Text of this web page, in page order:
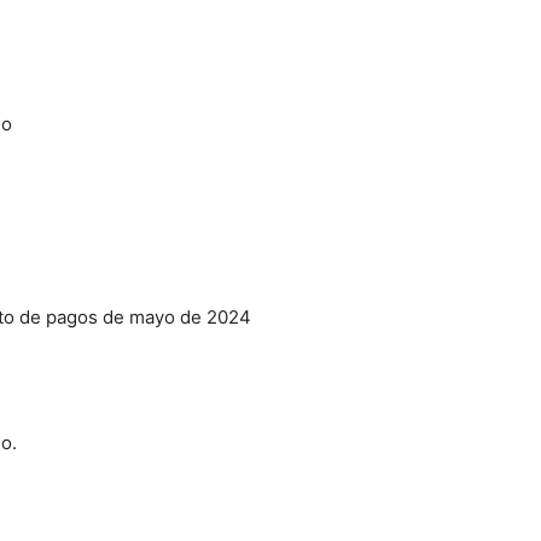
de pagos de mayo de 2024